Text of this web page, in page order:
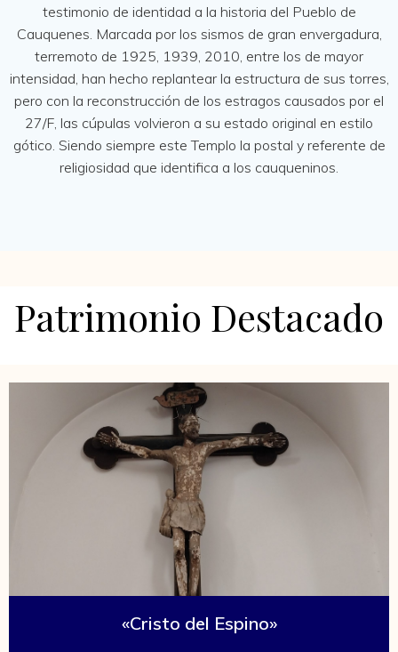
testimonio de identidad a la historia del Pueblo de
Cauquenes. Marcada por los sismos de gran envergadura,
terremoto de 1925, 1939, 2010, entre los de mayor
intensidad, han hecho replantear la estructura de sus torres,
pero con la reconstrucción de los estragos causados por el
27/F, las cúpulas volvieron a su estado original en estilo
gótico. Siendo siempre este Templo la postal y referente de
religiosidad que identifica a los cauqueninos.
Patrimonio Destacado
«Cristo del Espino»